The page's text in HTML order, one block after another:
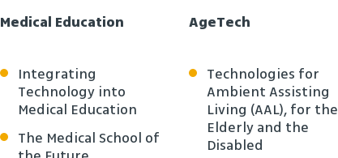
Medical Education
Integrating
Technology into
Medical Education
The Medical School of
AgeTech
Technologies for
Ambient Assisting
Living (AAL), for the
Elderly and the
Disabled